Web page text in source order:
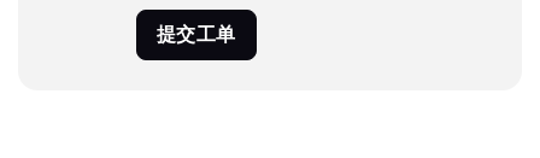
提交工单